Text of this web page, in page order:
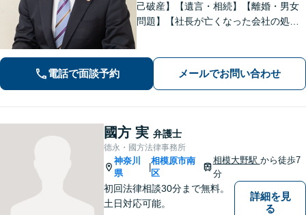
己破産】【遺言・相続】【離婚・男女
問題】【社長が亡くなった会社の処
電話で面談予約 メールでお問い合わせ
國方 実 弁護士
德永・國方法律事務所
神奈川
県
相模原市南
区
相模大野駅 から徒歩7
分
初回法律相談30分まで無料。
土日対応可能。
詳細を見
る